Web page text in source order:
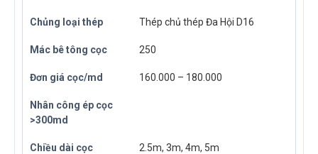
Thép chủ thép Đa Hội D16
250
160.000 – 180.000
2.5m, 3m, 4m, 5m